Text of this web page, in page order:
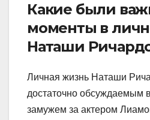
Какие были
моменты в
Наташи
Личная жизнь Наташи
достаточно обсуждаемым
замужем за актером